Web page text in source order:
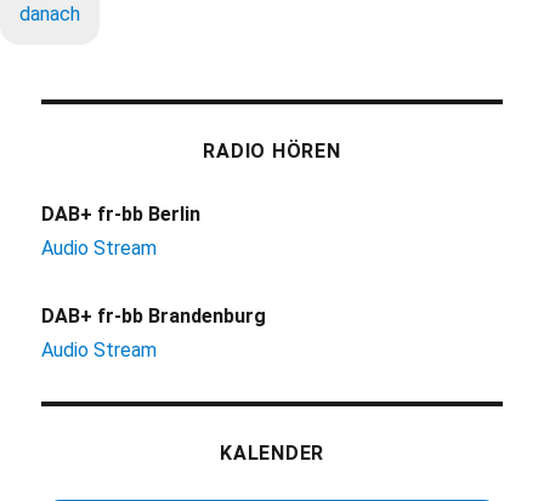
danach
RADIO HÖREN
DAB+ fr-bb Berlin
Audio Stream
DAB+ fr-bb Brandenburg
Audio Stream
KALENDER